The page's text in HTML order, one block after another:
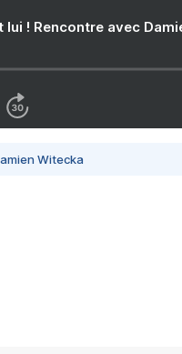
! Rencontre avec
Witecka